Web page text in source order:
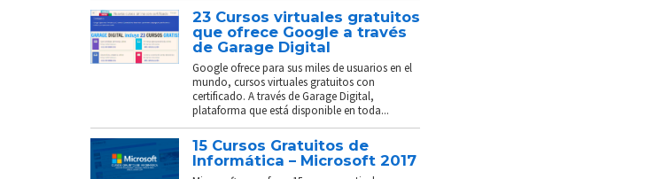
23 Cursos virtuales gratuitos
que ofrece Google a través
de Garage Digital
Google ofrece para sus miles de usuarios en el
mundo, cursos virtuales gratuitos con
certificado. A través de Garage Digital,
plataforma que está disponible en toda...
15 Cursos Gratuitos de
Informática – Microsoft 2017